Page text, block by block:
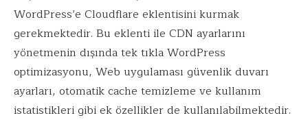
WordPress’e Cloudflare eklentisini kurmak
gerekmektedir. Bu eklenti ile CDN ayarlarını
yönetmenin dışında tek tıkla WordPress
optimizasyonu, Web uygulaması güvenlik duvarı
ayarları, otomatik cache temizleme ve kullanım
istatistikleri gibi ek özellikler de kullanılabilmektedir.